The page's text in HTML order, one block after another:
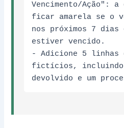
Vencimento/Ação":
ficar amarela se o
nos próximos 7 dias
estiver vencido.
- Adicione 5 linhas
fictícios, incluindo
devolvido e um